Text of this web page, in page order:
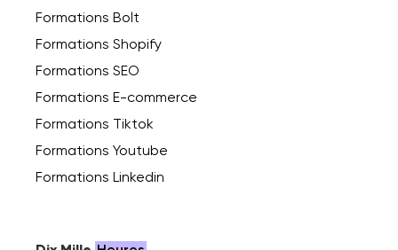
Formations Bolt
Formations Shopify
Formations SEO
Formations E-commerce
Formations Tiktok
Formations Youtube
Formations Linkedin